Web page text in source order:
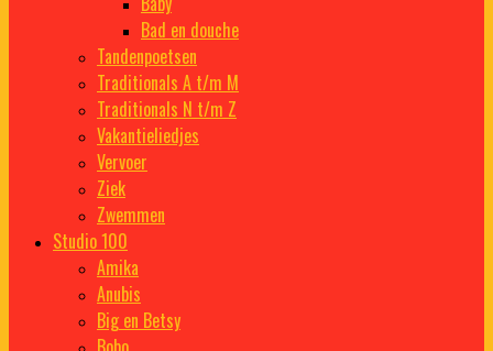
Bad en douche
Tandenpoetsen
Traditionals A t/m M
Traditionals N t/m Z
Vakantieliedjes
Vervoer
Ziek
Zwemmen
Studio 100
Amika
Anubis
Big en Betsy